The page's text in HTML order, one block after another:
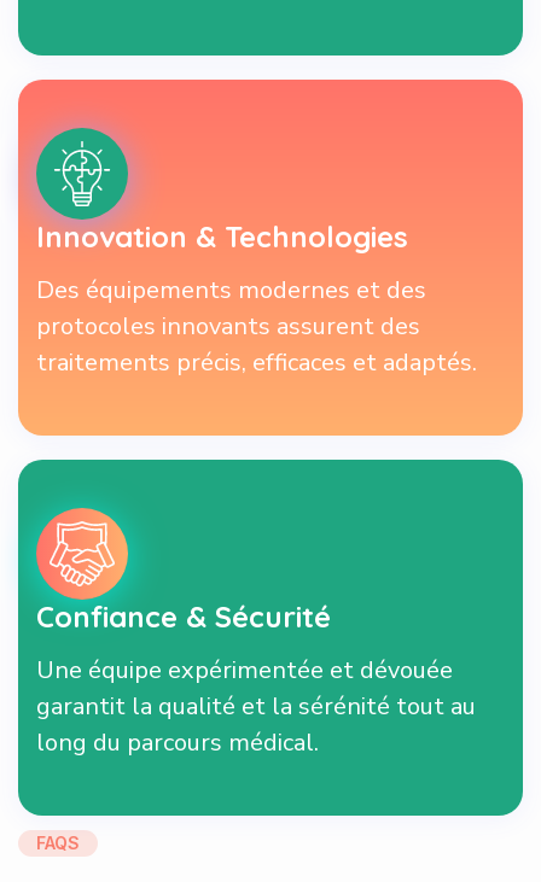
Innovation & Technologies
Des équipements modernes et des
protocoles innovants assurent des
traitements précis, efficaces et adaptés.
Confiance & Sécurité
Une équipe expérimentée et dévouée
garantit la qualité et la sérénité tout au
long du parcours médical.
FAQS